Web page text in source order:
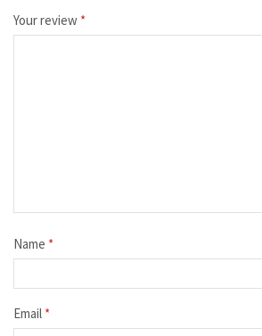
Your review *
Name *
Email *